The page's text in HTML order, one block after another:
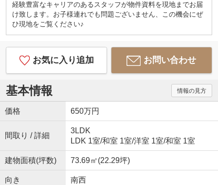
経験豊富なキャリアのあるスタッフが物件資料を現地までお届
け致します。お子様連れでも問題ございません、この機会にぜ
ひ現地をご覧ください♪
お気に入り追加 お問い合わせ
基本情報 情報の見方
価格 650万円
間取り / 詳細
3LDK
LDK 1室/和室 1室/洋室 1室/和室 1室
建物面積(坪数) 73.69㎡(22.29坪)
向き 南西